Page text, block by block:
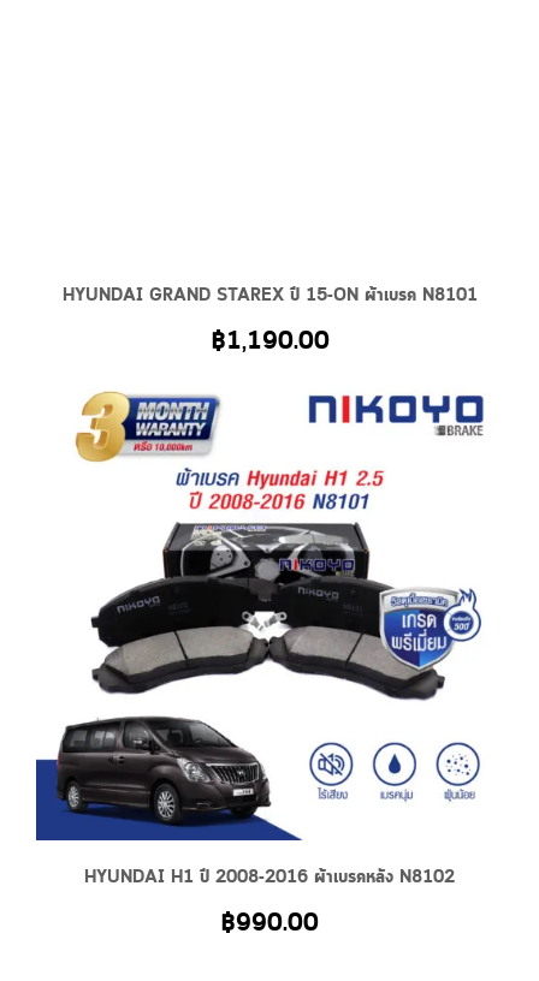
HYUNDAI GRAND STAREX ปี 15-ON ผ้าเบรค N8101
฿1,190.00
HYUNDAI H1 ปี 2008-2016 ผ้าเบรคหลัง N8102
฿990.00